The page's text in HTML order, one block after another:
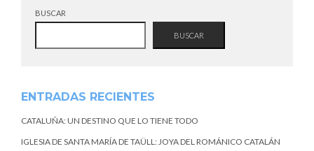
BUSCAR
BUSCAR
ENTRADAS RECIENTES
CATALUÑA: UN DESTINO QUE LO TIENE TODO
IGLESIA DE SANTA MARÍA DE TAÜLL: JOYA DEL ROMÁNICO CATALÁN